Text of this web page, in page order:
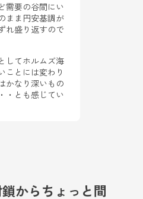
需要の谷間にい
まま円安基調が
れ盛り返すので
してホルムズ海
ことには変わり
かなり深いもの
・とも感じてい
からちょっと間